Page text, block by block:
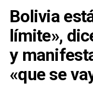
Bolivia
límite»,
y
«que se